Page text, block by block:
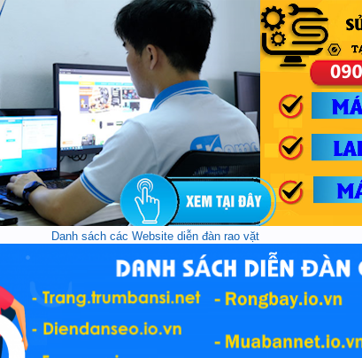
Danh sách các Website diễn đàn rao vặt